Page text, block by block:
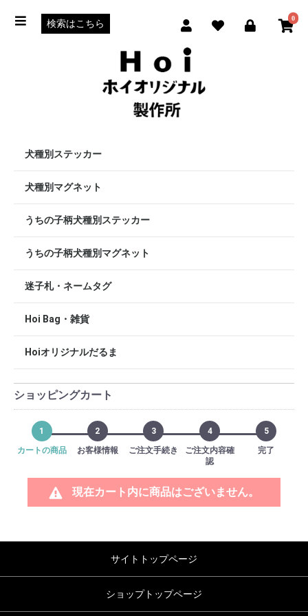
0
犬種別ステッカー
犬種別マグネット
うちの子柄犬種別ステッカー
うちの子柄犬種別マグネット
迷子札・ネームタグ
Hoi Bag・雑貨
Hoiオリジナルだるま
ショッピングカート
1
カートの商品
2
お客様情報
3
ご注文手続き
4
ご注文内容確
認
5
完了
現在カート内に商品はございません。
サイトトップページ
ショップトップページ